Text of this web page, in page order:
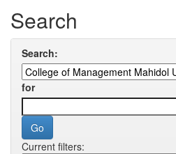
Search
Search:
for
Current filters: